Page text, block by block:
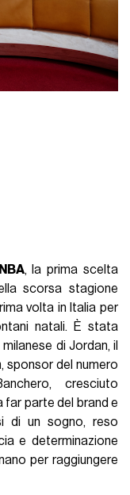
NBA, la prima scelta
scorsa stagione
volta in Italia per
natali. È stata
di Jordan, il
sponsor del numero
cresciuto
far parte del brand e
di un sogno, reso
e determinazione
per raggiungere